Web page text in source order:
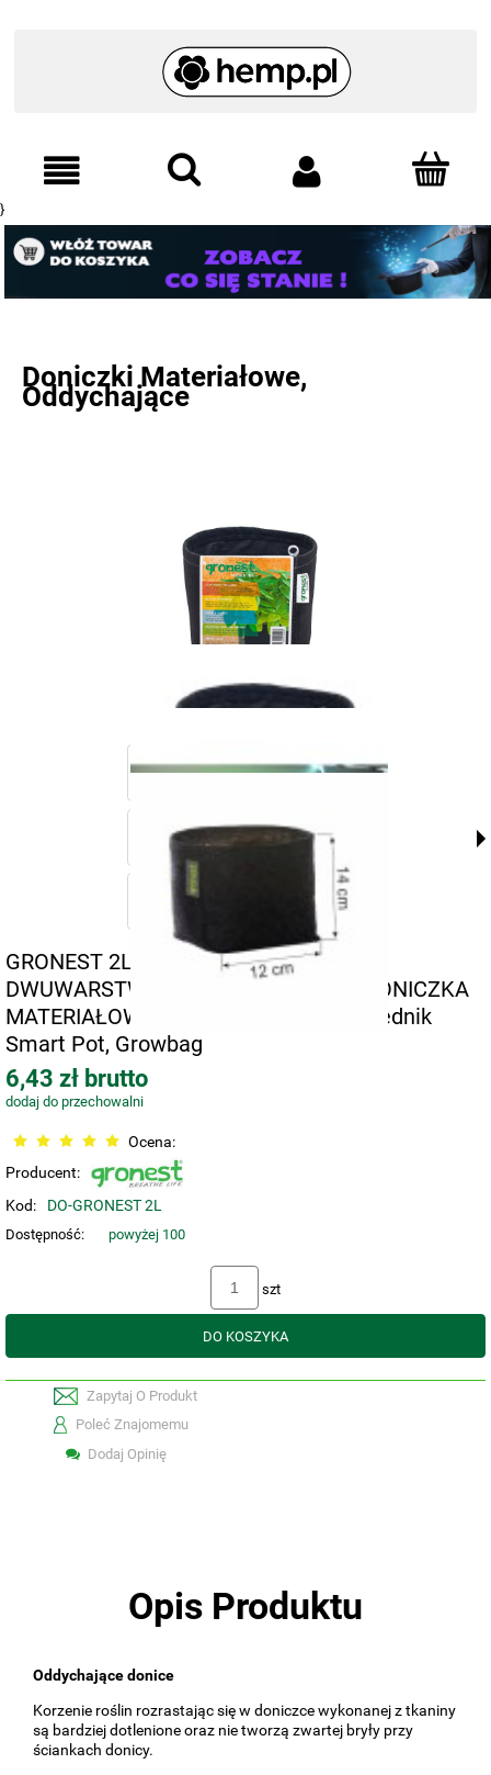
}
Doniczki Materiałowe,
Oddychające
GRONEST 2L - ODDYCHAJĄCA,
DWUWARSTWOWA, KWADRATOWA DONICZKA
MATERIAŁOWA 12x12xh14cm, odpowiednik
Smart Pot, Growbag
6,43 zł brutto
dodaj do przechowalni
Ocena:
Producent:
Kod:
DO-GRONEST 2L
Dostępność: powyżej 100
szt
DO KOSZYKA
Zapytaj O Produkt
Poleć Znajomemu
Dodaj Opinię
Opis Produktu
Oddychające donice
Korzenie roślin rozrastając się w doniczce wykonanej z tkaniny
są bardziej dotlenione oraz nie tworzą zwartej bryły przy
ściankach donicy.